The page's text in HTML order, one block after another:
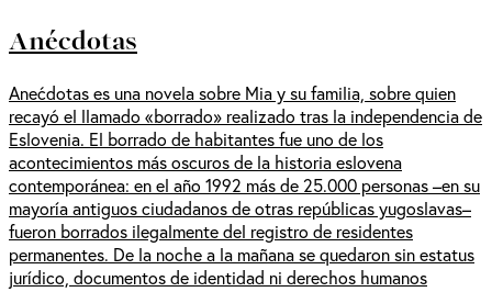
Anécdotas
Anećdotas es una novela sobre Mia y su familia, sobre quien
recayó el llamado «borrado» realizado tras la independencia de
Eslovenia. El borrado de habitantes fue uno de los
acontecimientos más oscuros de la historia eslovena
contemporánea: en el año 1992 más de 25.000 personas –en su
mayoría antiguos ciudadanos de otras repúblicas yugoslavas–
fueron borrados ilegalmente del registro de residentes
permanentes. De la noche a la mañana se quedaron sin estatus
jurídico, documentos de identidad ni derechos humanos